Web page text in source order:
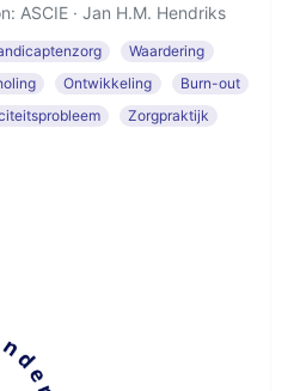
ASCIE · Jan H.M. Hendriks
Waardering
Ontwikkeling
Burn-out
Zorgpraktijk